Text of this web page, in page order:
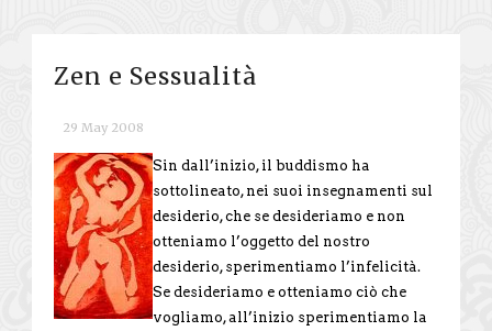
Zen e Sessualità
29 May 2008
Sin dall’inizio, il buddismo ha
sottolineato, nei suoi insegnamenti sul
desiderio, che se desideriamo e non
otteniamo l’oggetto del nostro
desiderio, sperimentiamo l’infelicità.
Se desideriamo e otteniamo ciò che
vogliamo, all’inizio sperimentiamo la